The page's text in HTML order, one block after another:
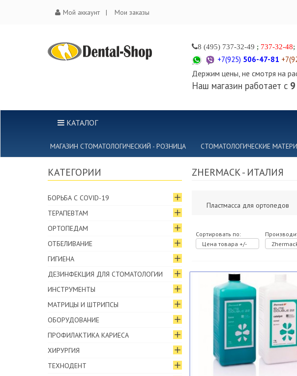
Мой аккаунт Мои заказы
8 (495) 737-32-49 ; 737-32-48;
+7(925) 506-47-81
Держим цены, не смотря на
Наш магазин работает с 9
КАТАЛОГ
МАГАЗИН СТОМАТОЛОГИЧЕСКИЙ - РОЗНИЦА СТОМАТОЛОГИЧЕСКИЕ
ZHERMACK - ИТАЛИЯ
Пластмасса для ортопедов
Сортировать по:
Цена товара +/-
КАТЕГОРИИ
БОРЬБА С COVID-19
ТЕРАПЕВТАМ
ОРТОПЕДАМ
ОТБЕЛИВАНИЕ
ГИГИЕНА
ДЕЗИНФЕКЦИЯ ДЛЯ СТОМАТОЛОГИИ
ИНСТРУМЕНТЫ
МАТРИЦЫ И ШТРИПСЫ
ОБОРУДОВАНИЕ
ПРОФИЛАКТИКА КАРИЕСА
ХИРУРГИЯ
ТЕХНОДЕНТ